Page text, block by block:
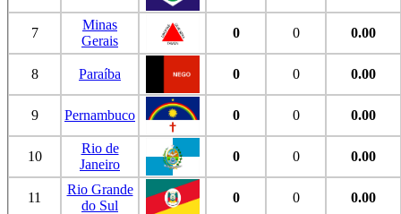
7
Minas
Gerais
0 0 0.00
8 Paraíba 0 0 0.00
9 Pernambuco 0 0 0.00
10
Rio de
Janeiro
0 0 0.00
11
Rio Grande
do Sul
0 0 0.00